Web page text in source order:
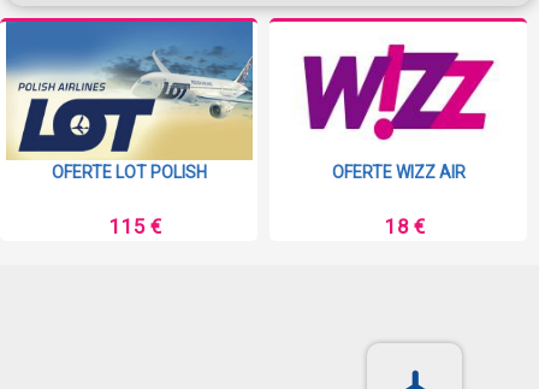
OFERTE LOT POLISH
115 €
OFERTE WIZZ AIR
18 €